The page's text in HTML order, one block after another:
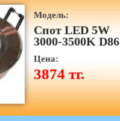
Модель:
Спот LED 5W
3000-3500K D86
Цена:
3874 тг.